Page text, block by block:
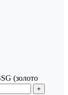
(золото